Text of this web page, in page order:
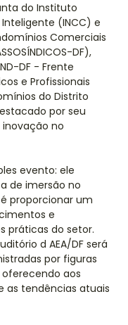
do Instituto
(INCC) e
Comerciais
DF),
DF - Frente
e Profissionais
do Distrito
por seu
no
evento: ele
de imersão no
proporcionar um
e
práticas do setor.
d AEA/DF será
por figuras
aos
as tendências atuais